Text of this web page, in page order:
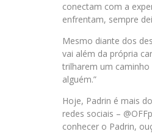
conectam com a
enfrentam, sempre
Mesmo diante dos
vai além da própria
trilharem um caminho
alguém.”
Hoje, Padrin é mais
redes sociais –
conhecer o Padrin,